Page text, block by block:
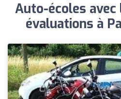
Auto-écoles
évaluations à